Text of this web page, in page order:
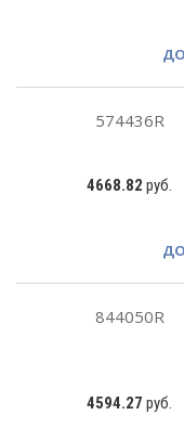
574436R
4668.82 руб.
844050R
4594.27 руб.